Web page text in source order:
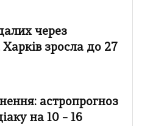
через
зросла до 27
астропрогноз
на 10 – 16